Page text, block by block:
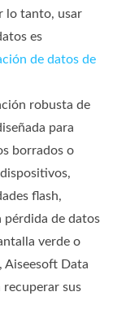
lo tanto, usar
es
de datos de
robusta de
para
borrados o
flash,
pérdida de datos
verde o
Aiseesoft Data
recuperar sus